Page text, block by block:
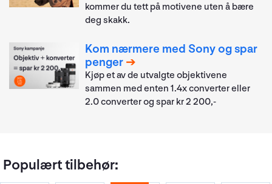
kommer du tett på motivene uten å bære
deg skakk.
Kom nærmere med Sony og spar
penger
Kjøp et av de utvalgte objektivene
sammen med enten 1.4x converter eller
2.0 converter og spar kr 2 200,-
Populært tilbehør: